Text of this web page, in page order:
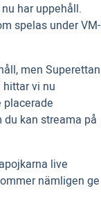
har uppehåll.
spelas under VM-
men Superettan
vi nu
du kan streama på
live
nämligen ge